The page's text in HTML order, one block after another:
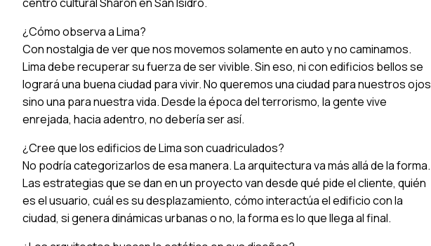
¿Cómo observa a Lima?
Con nostalgia de ver que nos movemos solamente en auto y no caminamos.
Lima debe recuperar su fuerza de ser vivible. Sin eso, ni con edificios bellos se
logrará una buena ciudad para vivir. No queremos una ciudad para nuestros ojos
sino una para nuestra vida. Desde la época del terrorismo, la gente vive
enrejada, hacia adentro, no debería ser así.
¿Cree que los edificios de Lima son cuadriculados?
No podría categorizarlos de esa manera. La arquitectura va más allá de la forma.
Las estrategias que se dan en un proyecto van desde qué pide el cliente, quién
es el usuario, cuál es su desplazamiento, cómo interactúa el edificio con la
ciudad, si genera dinámicas urbanas o no, la forma es lo que llega al final.